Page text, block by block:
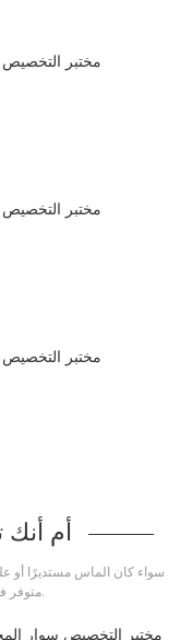
أم
سواء كان الماس مستديرًا أو
متوفر في المخزون حتى 20 قيراطًا.